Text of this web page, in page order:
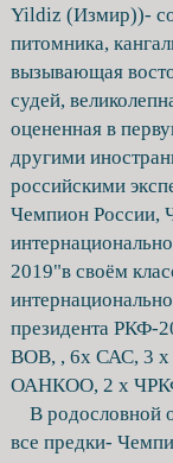
Yildiz (Измир))-
питомника,
вызывающая
судей,
оцененная в
другими
российскими
Чемпион России,
2019"в своём
президента РКФ-
ВОВ, , 6х САС, 3
ОАНКОО, 2 х
В родословной
все предки-